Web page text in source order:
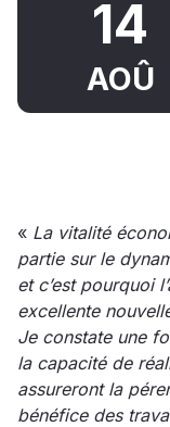
14
AOÛ
« La vitalité
partie sur le
et c’est pourquoi
excellente
Je constate une
la capacité de
assureront la
bénéfice des